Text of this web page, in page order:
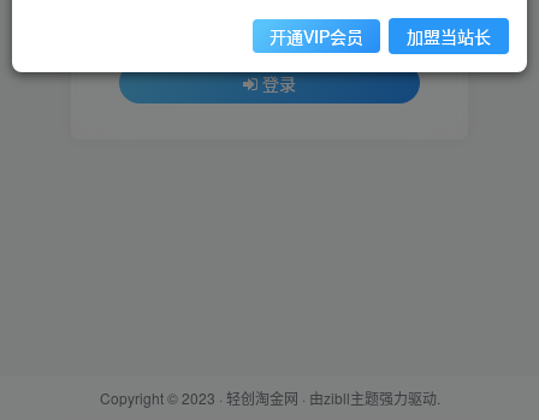
找回密码
登录
Copyright © 2023 · 轻创淘金网 · 由zibll主题强力驱动.
开通VIP会员 加盟当站长